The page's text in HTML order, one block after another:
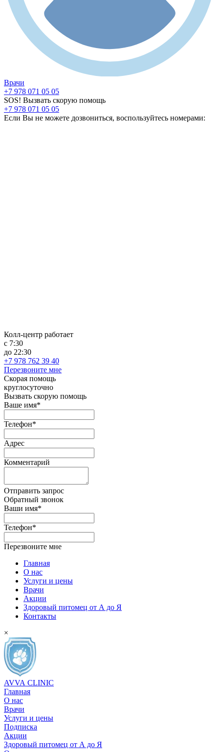
Врачи
+7 978 071 05 05
SOS! Вызвать скорую помощь
+7 978 071 05 05
Если Вы не можете дозвониться, воспользуйтесь номерами:
Колл-центр работает
с 7:30
до 22:30
+7 978 762 39 40
Перезвоните мне
Скорая помощь
круглосуточно
Вызвать скорую помощь
Ваше имя*
Телефон*
Адрес
Комментарий
Отправить запрос
Обратный звонок
Ваши имя*
Телефон*
Перезвоните мне
Главная
О нас
Услуги и цены
Врачи
Акции
Здоровый питомец от А до Я
Контакты
×
AVVA CLINIC
Главная
О нас
Врачи
Услуги и цены
Подписка
Акции
Здоровый питомец от А до Я